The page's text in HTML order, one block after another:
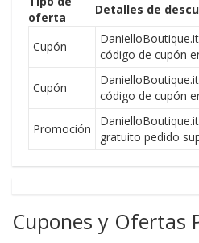
oferta
Detalles de
Cupón
código de cupón
Cupón
código de cupón
Promoción
gratuito pedido
Cupones y Ofertas